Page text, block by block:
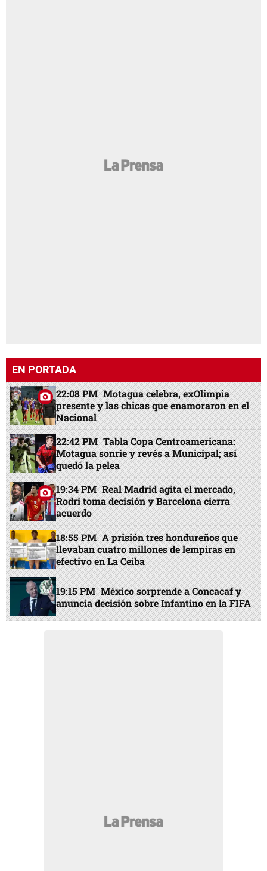
EN PORTADA
22:08 PM Motagua celebra, exOlimpia
presente y las chicas que enamoraron en el
Nacional
22:42 PM Tabla Copa Centroamericana:
Motagua sonríe y revés a Municipal; así
quedó la pelea
19:34 PM Real Madrid agita el mercado,
Rodri toma decisión y Barcelona cierra
acuerdo
18:55 PM A prisión tres hondureños que
llevaban cuatro millones de lempiras en
efectivo en La Ceiba
19:15 PM México sorprende a Concacaf y
anuncia decisión sobre Infantino en la FIFA